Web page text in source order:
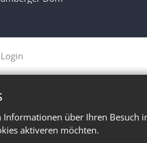
über Ihren Besuch
aktiveren möchten.
Login